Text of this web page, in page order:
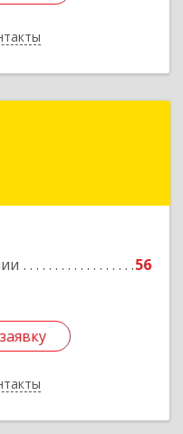
56
г.о. город Камышин,